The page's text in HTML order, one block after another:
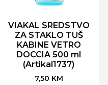
VIAKAL SREDSTVO
ZA STAKLO TUŠ
KABINE VETRO
DOCCIA 500 ml
(Artikal1737)
7,50 KM